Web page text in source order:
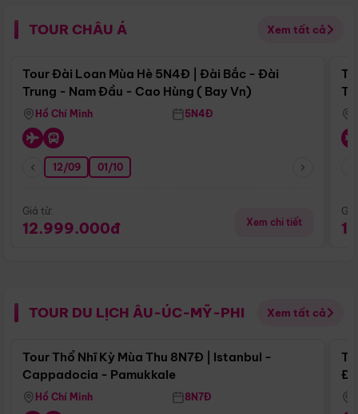
TOUR CHÂU Á Xem tất cả
Điểm nổi bật
Tour Đài Loan Mùa Hè 5N4Đ | Đài Bắc - Đài
Trung - Nam Đầu - Cao Hùng ( Bay Vn)
Hồ Chí Minh 5N4Đ
12/09 01/10
Giá từ:
12.999.000đ Xem chi tiết
TOUR DU LỊCH ÂU-ÚC-MỸ-PHI Xem tất cả
Điểm nổi bật
Tour Thổ Nhĩ Kỳ Mùa Thu 8N7Đ | Istanbul -
Cappadocia - Pamukkale
Hồ Chí Minh 8N7Đ